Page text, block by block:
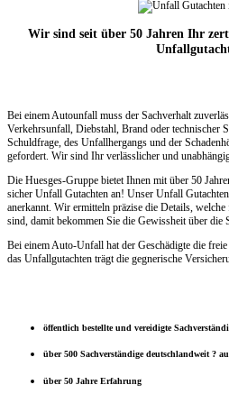
Wir sind seit über 50 Jahren Ihr
Bei einem Autounfall muss der Sachverhalt
Verkehrsunfall, Diebstahl, Brand oder technischer
Schuldfrage, des Unfallhergangs und der
gefordert. Wir sind Ihr verlässlicher und
Die Huesges-Gruppe bietet Ihnen mit über 50
sicher Unfall Gutachten an! Unser Unfall
anerkannt. Wir ermitteln präzise die Details,
sind, damit bekommen Sie die Gewissheit über die
Bei einem Auto-Unfall hat der Geschädigte die
das Unfallgutachten trägt die gegnerische
öffentlich bestellte und vereidigte
über 500 Sachverständige deutschlandweit ?
über 50 Jahre Erfahrung